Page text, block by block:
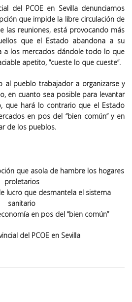
del PCOE en Sevilla denunciamos
que impide la libre circulación de
las reuniones, está provocando más
que el Estado abandona a su
a los mercados dándole todo lo que
apetito, “cueste lo que cueste”.
al pueblo trabajador a organizarse y
en cuanto sea posible para levantar
que hará lo contrario que el Estado
en pos del “bien común” y en
de los pueblos.
que asola de hambre los hogares
proletarios
lucro que desmantela el sistema
sanitario
en pos del “bien común”
del PCOE en Sevilla